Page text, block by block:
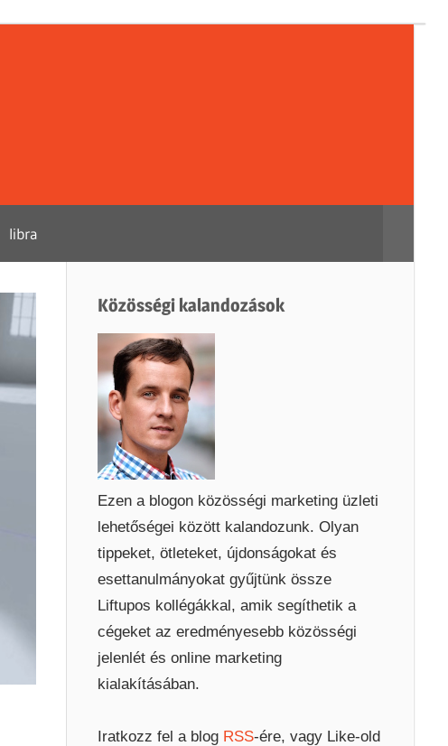
libra
Közösségi kalandozások
Ezen a blogon közösségi marketing üzleti
lehetőségei között kalandozunk. Olyan
tippeket, ötleteket, újdonságokat és
esettanulmányokat gyűjtünk össze
Liftupos kollégákkal, amik segíthetik a
cégeket az eredményesebb közösségi
jelenlét és online marketing
kialakításában.
Iratkozz fel a blog RSS-ére, vagy Like-old